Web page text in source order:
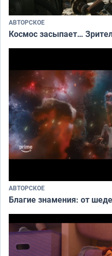
АВТОРСКОЕ
Космос засыпает…
АВТОРСКОЕ
Благие знамения: от